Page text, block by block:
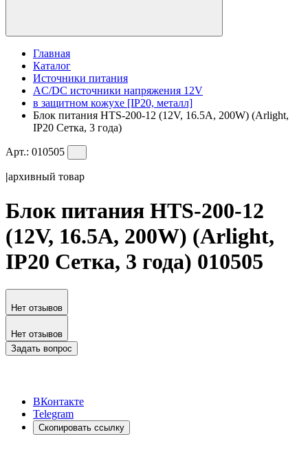
Главная
Каталог
Источники питания
AC/DC источники напряжения 12V
в защитном кожухе [IP20, металл]
Блок питания HTS-200-12 (12V, 16.5A, 200W) (Arlight,
IP20 Сетка, 3 года)
Арт.: 010505
|архивный товар
Блок питания HTS-200-12
(12V, 16.5A, 200W) (Arlight,
IP20 Сетка, 3 года) 010505
Нет отзывов
Нет отзывов
Задать вопрос
ВКонтакте
Telegram
Скопировать ссылку